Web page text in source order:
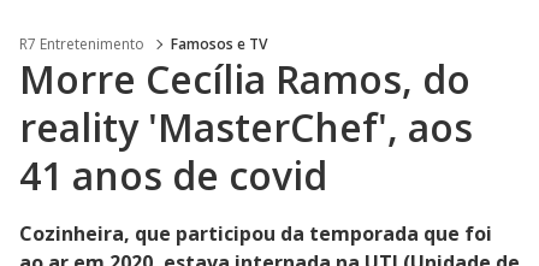
R7 Entretenimento Famosos e TV
Morre Cecília Ramos, do
reality 'MasterChef', aos
41 anos de covid
Cozinheira, que participou da temporada que foi